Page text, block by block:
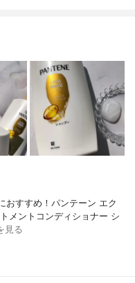
おすすめ！パンテーン エク
メントコンディショナー シ
見る